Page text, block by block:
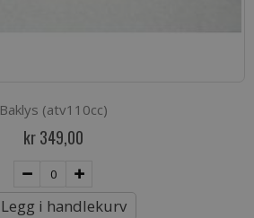
Baklys (atv110cc)
kr 349,00
Legg i handlekurv